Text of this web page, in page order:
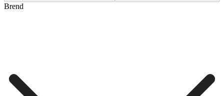
Brend